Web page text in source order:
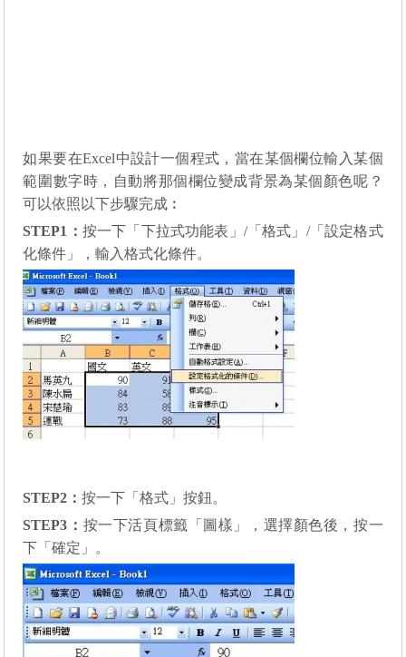
如果要在Excel中設計一個程式，當在某個欄位輸入某個
範圍數字時，自動將那個欄位變成背景為某個顏色呢？
可以依照以下步驟完成︰
STEP1 ： 按一下「下拉式功能表」/「格式」/「設定格式
化條件」，輸入格式化條件。
STEP2 ：按一下「格式」按鈕。
STEP3 ： 按一下活頁標籤「圖樣」，選擇顏色後，按一
下「確定」。